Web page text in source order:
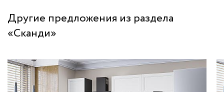
Другие предложения из раздела
«Сканди»